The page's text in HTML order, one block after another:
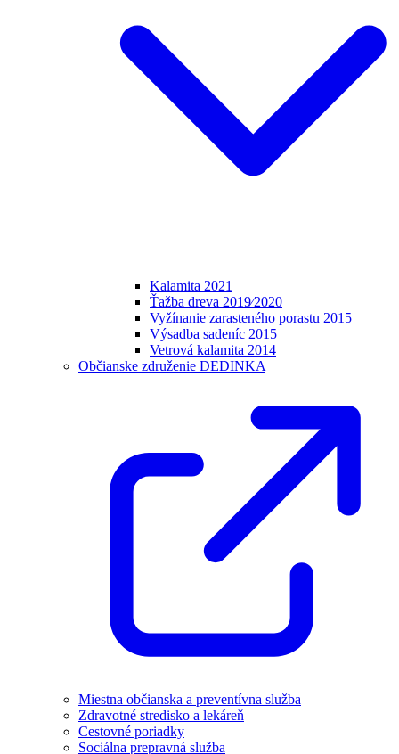
Kalamita 2021
Ťažba dreva 2019⁄2020
Vyžínanie zarasteného porastu 2015
Výsadba sadeníc 2015
Vetrová kalamita 2014
Občianske združenie DEDINKA
Miestna občianska a preventívna služba
Zdravotné stredisko a lekáreň
Cestovné poriadky
Sociálna prepravná služba